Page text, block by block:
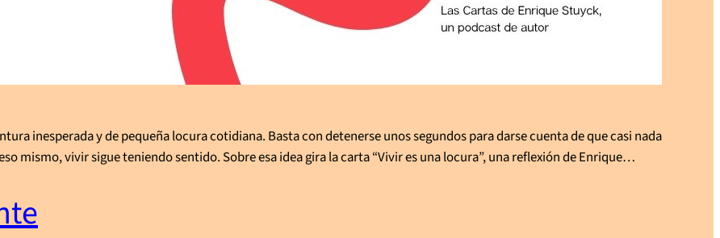
inesperada y de pequeña locura cotidiana. Basta con detenerse unos segundos para darse cuenta de que casi nada
mismo, vivir sigue teniendo sentido. Sobre esa idea gira la carta “Vivir es una locura”, una reflexión de Enrique…